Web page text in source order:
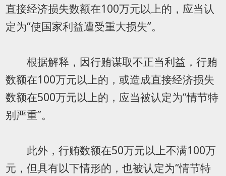
直接经济损失数额在100万元以上的，应当认
定为“使国家利益遭受重大损失”。
根据解释，因行贿谋取不正当利益，行贿
数额在100万元以上的，或造成直接经济损失
数额在500万元以上的，应当被认定为“情节特
别严重”。
此外，行贿数额在50万元以上不满100万
元，但具有以下情形的，也被认定为“情节特